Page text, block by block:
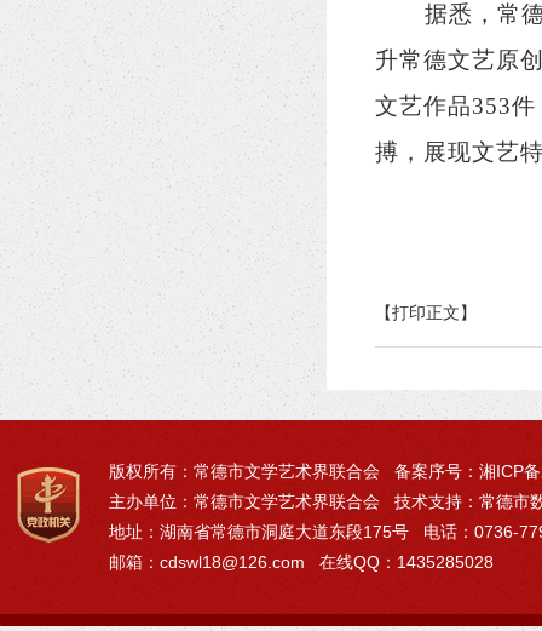
据悉， 常
升常德文艺原
文艺作品353
搏，展现文艺
【打印正文】
版权所有：常德市文学艺术界联合会 备案序号： 湘ICP
主办单位：常德市文学艺术界联合会 技术支持：常德市
地址：湖南省常德市洞庭大道东段175号 电话：0736-
邮箱：cdswl18@126.com 在线QQ：1435285028